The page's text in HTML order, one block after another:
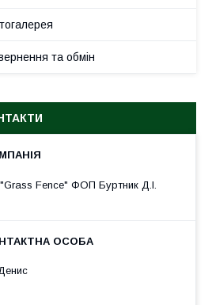
та обмін
"Grass Fence" ФОП Буртник Д.І.